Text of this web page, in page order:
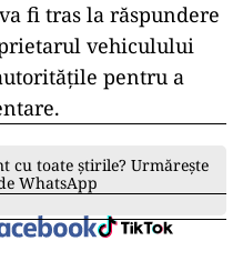
fi tras la răspundere
vehiculului
pentru a
cu toate știrile? Urmărește
WhatsApp